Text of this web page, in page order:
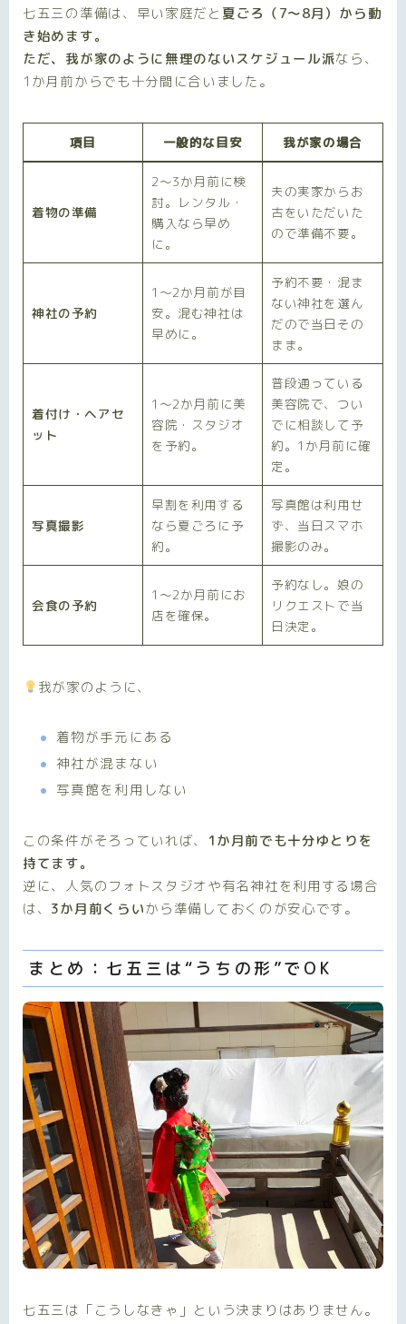
七五三の準備は、早い家庭だと 夏ごろ（7〜8月）から動
き始めます。
ただ、我が家のように無理のないスケジュール派なら、
1か月前からでも十分間に合いました。
項目 一般的な目安 我が家の場合
着物の準備
2〜3か月前に検
討。レンタル・
購入なら早め
に。
夫の実家からお
古をいただいた
ので準備不要。
神社の予約
1〜2か月前が目
安。混む神社は
早めに。
予約不要・混ま
ない神社を選ん
だので当日その
まま。
着付け・ヘアセ
ット
1〜2か月前に美
容院・スタジオ
を予約。
普段通っている
美容院で、つい
でに相談して予
約。1か月前に確
定。
写真撮影
早割を利用する
なら夏ごろに予
約。
写真館は利用せ
ず、当日スマホ
撮影のみ。
会食の予約
1〜2か月前にお
店を確保。
予約なし。娘の
リクエストで当
日決定。
我が家のように、
着物が手元にある
神社が混まない
写真館を利用しない
この条件がそろっていれば、 1か月前でも十分ゆとりを
持てます。
逆に、人気のフォトスタジオや有名神社を利用する場合
は、 3か月前くらいから準備しておくのが安心です。
まとめ：七五三は“うちの形”でOK
七五三は「こうしなきゃ」という決まりはありません。